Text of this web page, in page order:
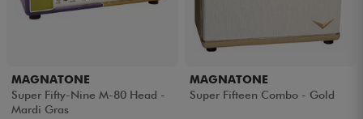
MAGNATONE
Super Fifty-Nine M-80 Head -
Mardi Gras
MAGNATONE
Super Fifteen Combo - Gold